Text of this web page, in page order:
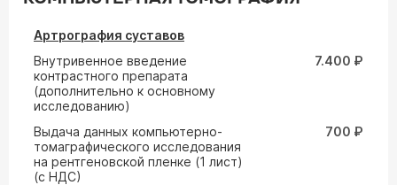
Артрография суставов
Внутривенное введение
контрастного препарата
(дополнительно к основному
исследованию)
7.400 ₽
Выдача данных компьютерно-
томаграфического исследования
на рентгеновской пленке (1 лист)
(с НДС)
700 ₽